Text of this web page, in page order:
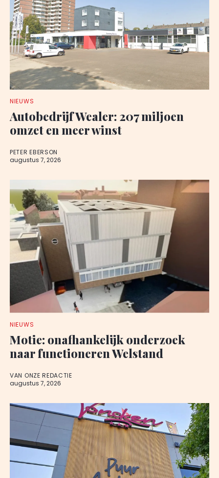
NIEUWS
Autobedrijf Wealer: 207 miljoen
omzet en meer winst
PETER EBERSON
augustus 7, 2026
NIEUWS
Motie: onafhankelijk onderzoek
naar functioneren Welstand
VAN ONZE REDACTIE
augustus 7, 2026